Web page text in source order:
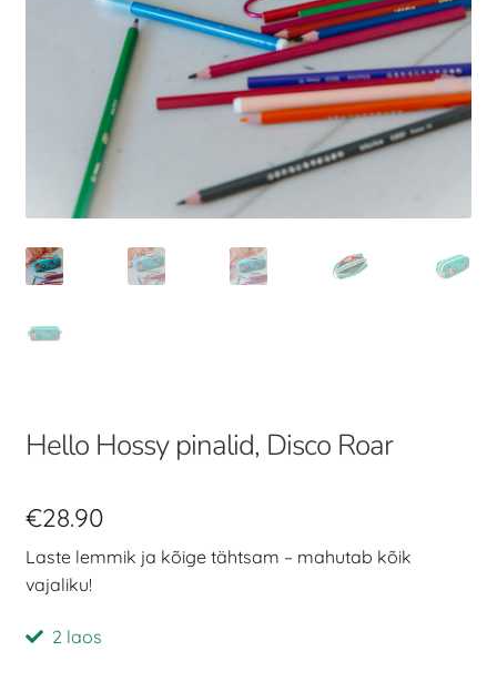
Hello Hossy pinalid, Disco Roar
€28.90
Laste lemmik ja kõige tähtsam – mahutab kõik
vajaliku!
2 laos